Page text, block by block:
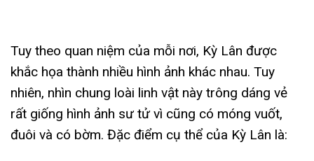
Tuy theo quan niệm của mỗi nơi, Kỳ Lân được
khắc họa thành nhiều hình ảnh khác nhau. Tuy
nhiên, nhìn chung loài linh vật này trông dáng vẻ
rất giống hình ảnh sư tử vì cũng có móng vuốt,
đuôi và có bờm. Đặc điểm cụ thể của Kỳ Lân là: